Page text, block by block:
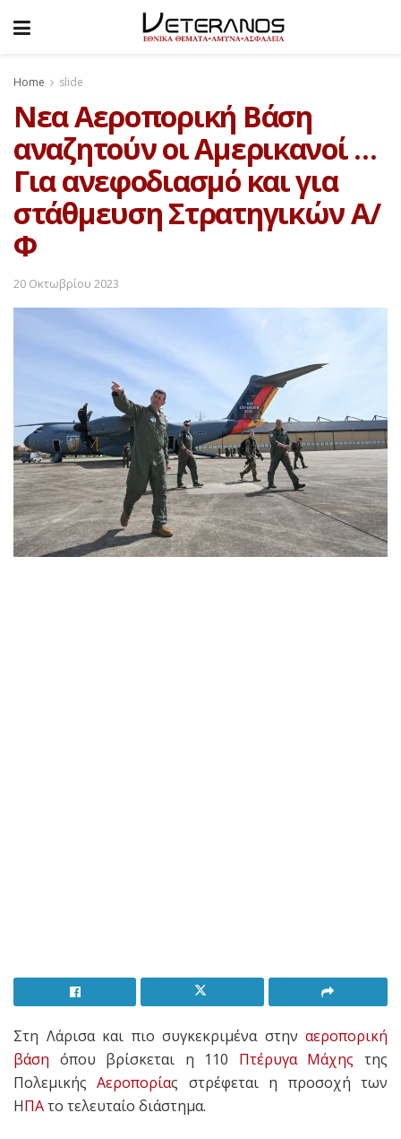
Home slide
Νεα Αεροπορική Βάση
αναζητούν οι Αμερικανοί …
Για ανεφοδιασμό και για
στάθμευση Στρατηγικών Α/
Φ
20 Οκτωβρίου 2023
Στη Λάρισα και πιο συγκεκριμένα στην αεροπορική
βάση όπου βρίσκεται η 110 Πτέρυγα Μάχης της
ΠολεμικήςΑεροπορίας στρέφεται η προσοχή των
ΗΠΑτο τελευταίο διάστημα.